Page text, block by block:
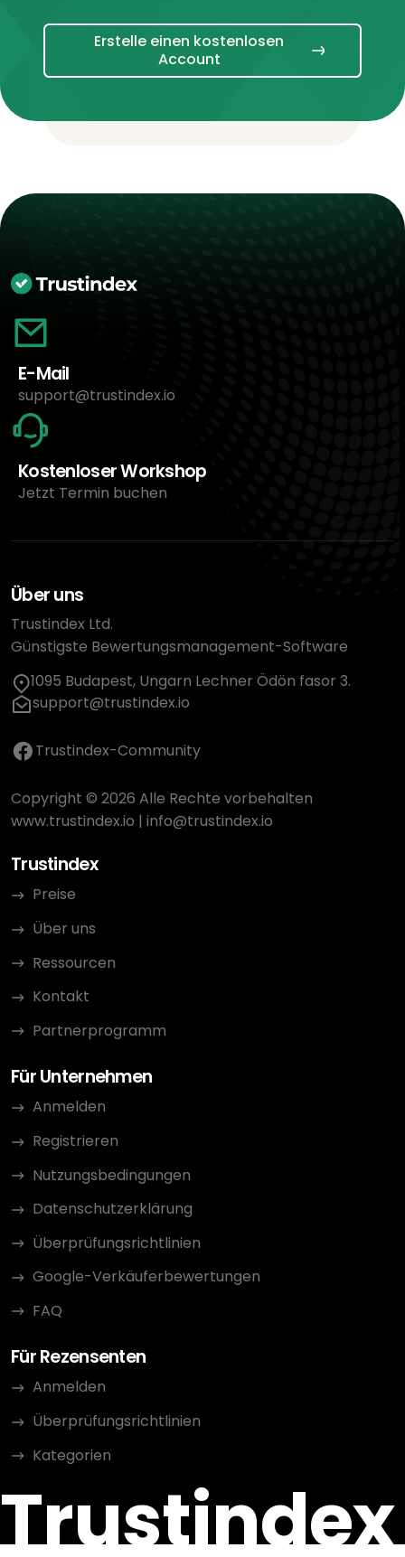
Erstelle einen kostenlosen
Account
E-Mail
support@trustindex.io
Kostenloser Workshop
Jetzt Termin buchen
Über uns
Trustindex Ltd.
Günstigste Bewertungsmanagement-Software
1095 Budapest, Ungarn Lechner Ödön fasor 3.
support@trustindex.io
Trustindex-Community
Copyright © 2026 Alle Rechte vorbehalten
www.trustindex.io | info@trustindex.io
Trustindex
Preise
Über uns
Ressourcen
Kontakt
Partnerprogramm
Für Unternehmen
Anmelden
Registrieren
Nutzungsbedingungen
Datenschutzerklärung
Überprüfungsrichtlinien
Google-Verkäuferbewertungen
FAQ
Für Rezensenten
Anmelden
Überprüfungsrichtlinien
Kategorien
Trustindex